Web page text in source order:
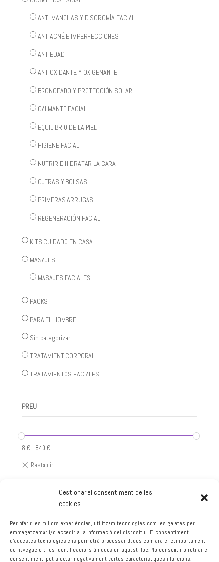
Gestionar el consentiment de les
cookies
Per oferir les millors experiències, utilitzem tecnologies com les galetes per
emmagatzemar i/o accedir a la informació del dispositiu. El consentiment
d'aquestes tecnologies ens permetrà processar dades com ara el comportament
de navegació o les identificacions úniques en aquest lloc. No consentir o retirar el
consentiment, pot afectar negativament certes característiques i funcions.
ANTI MANCHAS Y DISCROMÍA FACIAL
ANTIACNÉ E IMPERFECCIONES
ANTIEDAD
ANTIOXIDANTE Y OXIGENANTE
BRONCEADO Y PROTECCIÓN SOLAR
CALMANTE FACIAL
EQUILIBRIO DE LA PIEL
HIGIENE FACIAL
NUTRIR E HIDRATAR LA CARA
OJERAS Y BOLSAS
PRIMERAS ARRUGAS
REGENERACIÓN FACIAL
KITS CUIDADO EN CASA
MASAJES
MASAJES FACIALES
PACKS
PARA EL HOMBRE
Sin categorizar
TRATAMIENT CORPORAL
TRATAMIENTOS FACIALES
PREU
8 €- 840 €
No Results Found
search, or use the navigation above to locate the post.